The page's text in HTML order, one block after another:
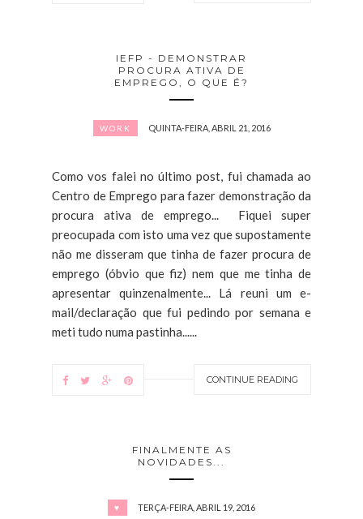
IEFP - DEMONSTRAR
PROCURA ATIVA DE
EMPREGO, O QUE É?
WORK QUINTA-FEIRA, ABRIL 21, 2016
Como vos falei no último post, fui chamada ao
Centro de Emprego para fazer demonstração da
procura ativa de emprego... Fiquei super
preocupada com isto uma vez que supostamente
não me disseram que tinha de fazer procura de
emprego (óbvio que fiz) nem que me tinha de
apresentar quinzenalmente... Lá reuni um e-
mail/declaração que fui pedindo por semana e
meti tudo numa pastinha......
CONTINUE READING
FINALMENTE AS
NOVIDADES...
♥ TERÇA-FEIRA, ABRIL 19, 2016